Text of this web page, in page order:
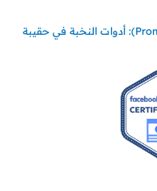
خارطة طريق 2025 لمهندسي الأوامر (Prompts): أدوات النخبة في حقيبة